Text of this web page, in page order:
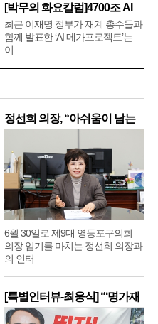
[박무의 화요칼럼]4700조 AI
메
최근 이재명 정부가 재계 총수들과
함께 발표한 ‘AI 메가프로젝트’는
이
정선희 의장, “아쉬움이 남는
6월 30일로 제9대 영등포구의회
의장 임기를 마치는 정선희 의장과
의 인터
[특별인터뷰-최웅식] “‘명가재